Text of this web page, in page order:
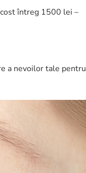
întreg 1500 lei –
a nevoilor tale pentru